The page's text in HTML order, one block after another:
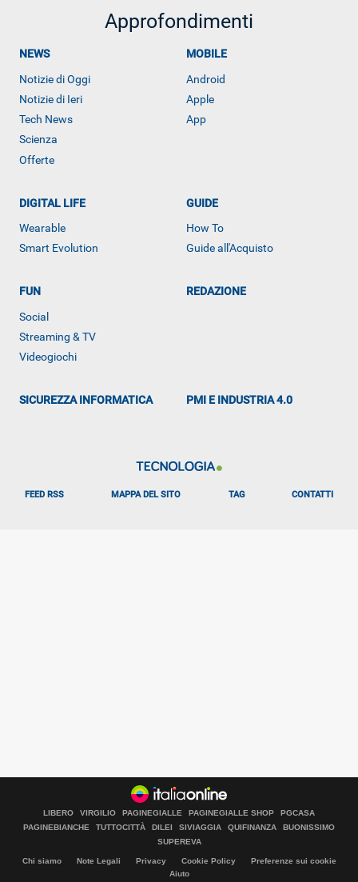
ALTRO
Approfondimenti
NEWS
Notizie di Oggi
Notizie di Ieri
Tech News
Scienza
Offerte
MOBILE
Android
Apple
App
DIGITAL LIFE
Wearable
Smart Evolution
GUIDE
How To
Guide all'Acquisto
FUN
Social
Streaming & TV
Videogiochi
REDAZIONE
SICUREZZA INFORMATICA PMI E INDUSTRIA 4.0
FEED RSS MAPPA DEL SITO TAG CONTATTI
LIBERO VIRGILIO PAGINEGIALLE PAGINEGIALLE SHOP
PGCASA
PAGINEBIANCHE
TUTTOCITTÀ DILEI SIVIAGGIA QUIFINANZA
BUONISSIMO
SUPEREVA
Chi siamo Note Legali Privacy Cookie Policy
Preferenze sui cookie
Aiuto